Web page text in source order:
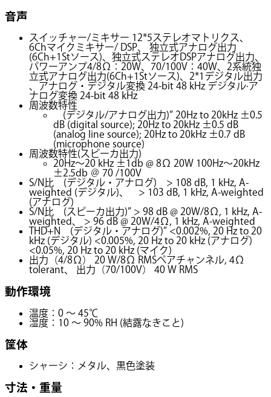
音声
スイッチャー/ミキサー 12*5ステレオマトリクス、
6Chマイクミキサー/ DSP、 独立式アナログ出力
(6Ch+1Stソース)、独立式ステレオDSPアナログ出力、
パワーアンプ4/8Ω：20W、70/100V：40W、2系統独
立式アナログ出力(6Ch+1Stソース)、2*1デジタル出力
、アナログ・デジタル変換 24-bit 48 kHz デジタル·ア
ナログ変換 24-bit 48 kHz
周波数特性
(デジタル/アナログ出力)” 20Hz to 20kHz ±0.5
dB (digital source); 20Hz to 20kHz ±0.5 dB
(analog line source); 20Hz to 20kHz ±0.7 dB
(microphone source)
周波数特性(スピーカ出力)
20Hz～20 kHz ±1db @ 8Ω 20W 100Hz～20kHz
±2.5db ＠ 70 /100V
S/N比 (デジタル・アナログ) > 108 dB, 1 kHz, A-
weighted (デジタル)、 > 103 dB, 1 kHz, A-weighted
(アナログ)
S/N比 (スピーカ出力)” > 98 dB @ 20W/8Ω, 1 kHz, A-
weighted、 > 96 dB @ 20W/4Ω, 1 kHz, A-weighted
THD+N (デジタル・アナログ)” <0.002%, 20 Hz to 20
kHz (デジタル) <0.005%, 20 Hz to 20 kHz (アナログ)
<0.05%, 20 Hz to 20 kHz (マイク)
出力（4/8Ω） 20 W/8Ω RMSペアチャンネル, 4Ω
tolerant、 出力（70/100V） 40 W RMS
動作環境
温度：0 ～ 45℃
湿度：10 ～ 90% RH (結露なきこと)
筐体
シャーシ：メタル、黒色塗装
寸法・重量